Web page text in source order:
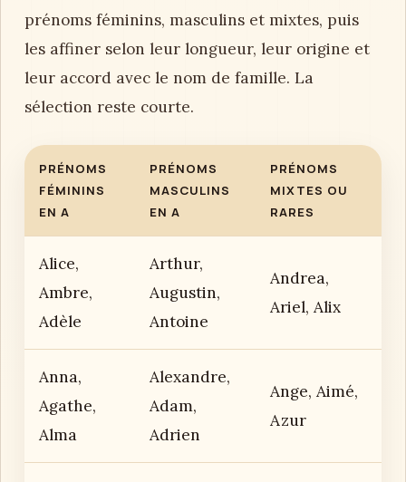
prénoms féminins, masculins et mixtes, puis
les affiner selon leur longueur, leur origine et
leur accord avec le nom de famille. La
sélection reste courte.
PRÉNOMS
FÉMININS
EN A
PRÉNOMS
MASCULINS
EN A
PRÉNOMS
MIXTES OU
RARES
Alice,
Ambre,
Adèle
Arthur,
Augustin,
Antoine
Andrea,
Ariel, Alix
Anna,
Agathe,
Alma
Alexandre,
Adam,
Adrien
Ange, Aimé,
Azur